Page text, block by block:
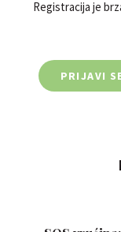
Registracija je
PRIJAVI